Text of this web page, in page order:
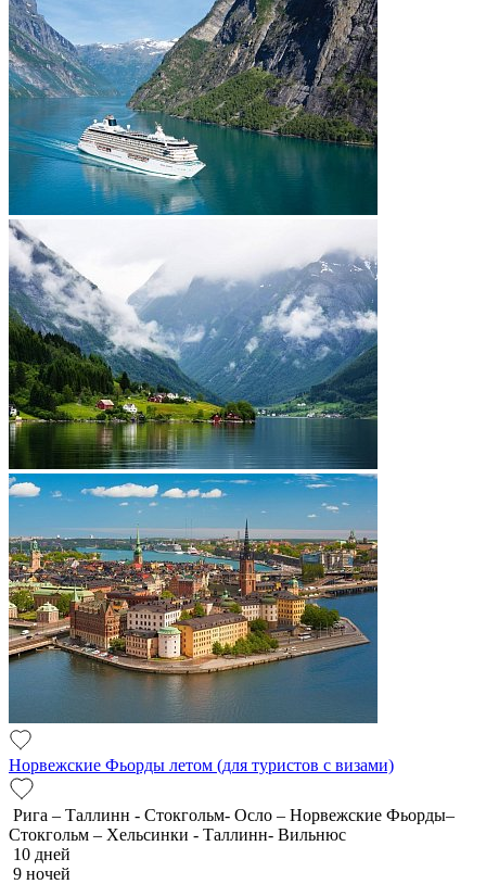
Норвежские Фьорды летом (для туристов с визами)
Рига – Таллинн - Стокгольм- Осло – Норвежские Фьорды–
Стокгольм – Хельсинки - Таллинн- Вильнюс
10 дней
9 ночей